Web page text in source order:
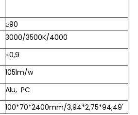
≥90
3000/3500K/4000
≥0,9
105lm/w
Alu, PC
100*70*2400mm/3,94*2,75*94,49'